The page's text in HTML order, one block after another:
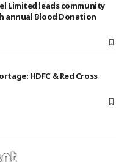
Limited leads community
annual Blood Donation
HDFC & Red Cross